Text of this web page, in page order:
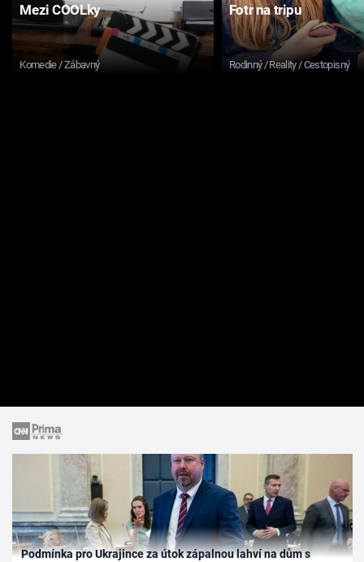
Mezi COOLky
Komedie / Zábavný
Fotr na tripu
Rodinný / Reality / Cestopisný
Podmínka pro Ukrajince za útok zápalnou lahví na dům s